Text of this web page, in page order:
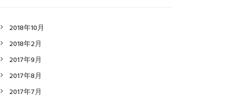
2018年10月
2018年2月
2017年9月
2017年8月
2017年7月